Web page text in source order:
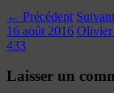
← Précédent
16 août 2016
433
Laisser un